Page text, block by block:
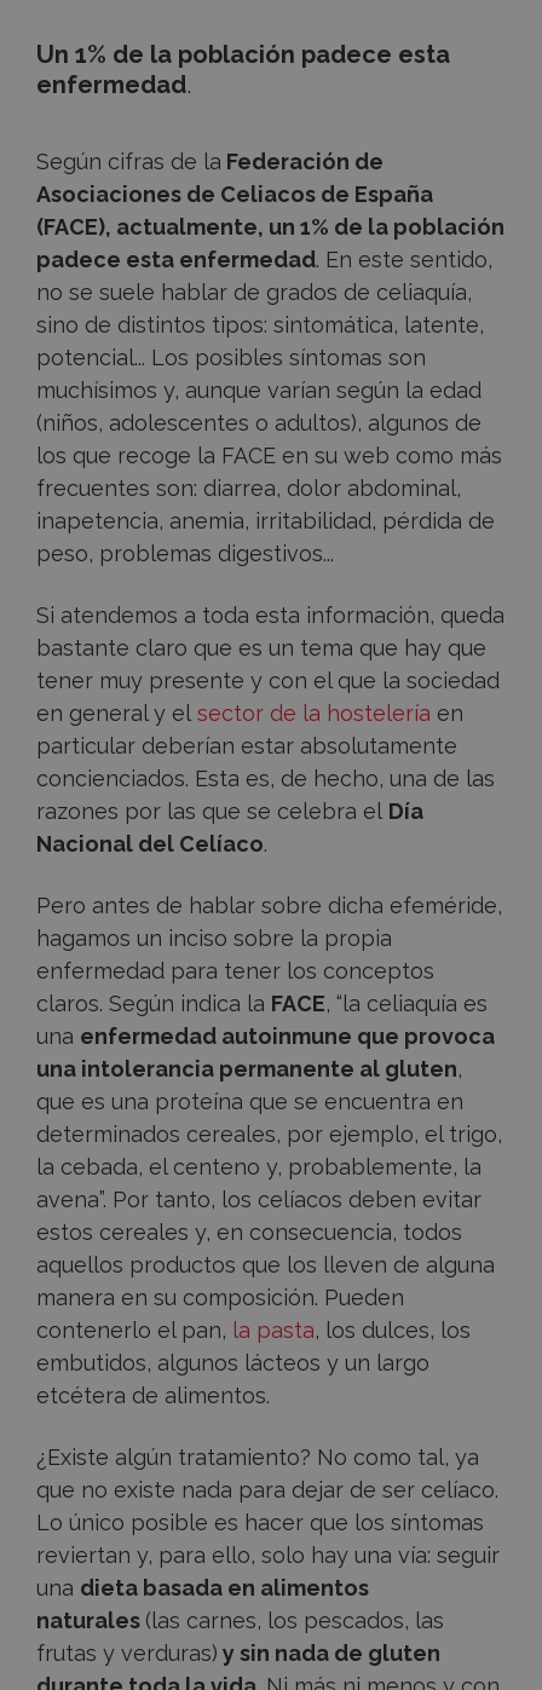
Un 1% de la población padece esta
enfermedad.
Según cifras de la Federación de
Asociaciones de Celiacos de España
(FACE), actualmente, un 1% de la población
padece esta enfermedad. En este sentido,
no se suele hablar de grados de celiaquía,
sino de distintos tipos: sintomática, latente,
potencial... Los posibles síntomas son
muchísimos y, aunque varían según la edad
(niños, adolescentes o adultos), algunos de
los que recoge la FACE en su web como más
frecuentes son: diarrea, dolor abdominal,
inapetencia, anemia, irritabilidad, pérdida de
peso, problemas digestivos...
Si atendemos a toda esta información, queda
bastante claro que es un tema que hay que
tener muy presente y con el que la sociedad
en general y el sector de la hostelería en
particular deberían estar absolutamente
concienciados. Esta es, de hecho, una de las
razones por las que se celebra el Día
Nacional del Celíaco.
Pero antes de hablar sobre dicha efeméride,
hagamos un inciso sobre la propia
enfermedad para tener los conceptos
claros. Según indica la FACE, “la celiaquía es
una enfermedad autoinmune que provoca
una intolerancia permanente al gluten,
que es una proteína que se encuentra en
determinados cereales, por ejemplo, el trigo,
la cebada, el centeno y, probablemente, la
avena”. Por tanto, los celíacos deben evitar
estos cereales y, en consecuencia, todos
aquellos productos que los lleven de alguna
manera en su composición. Pueden
contenerlo el pan, la pasta, los dulces, los
embutidos, algunos lácteos y un largo
etcétera de alimentos.
¿Existe algún tratamiento? No como tal, ya
que no existe nada para dejar de ser celíaco.
Lo único posible es hacer que los síntomas
reviertan y, para ello, solo hay una vía: seguir
una dieta basada en alimentos
naturales (las carnes, los pescados, las
frutas y verduras) y sin nada de gluten